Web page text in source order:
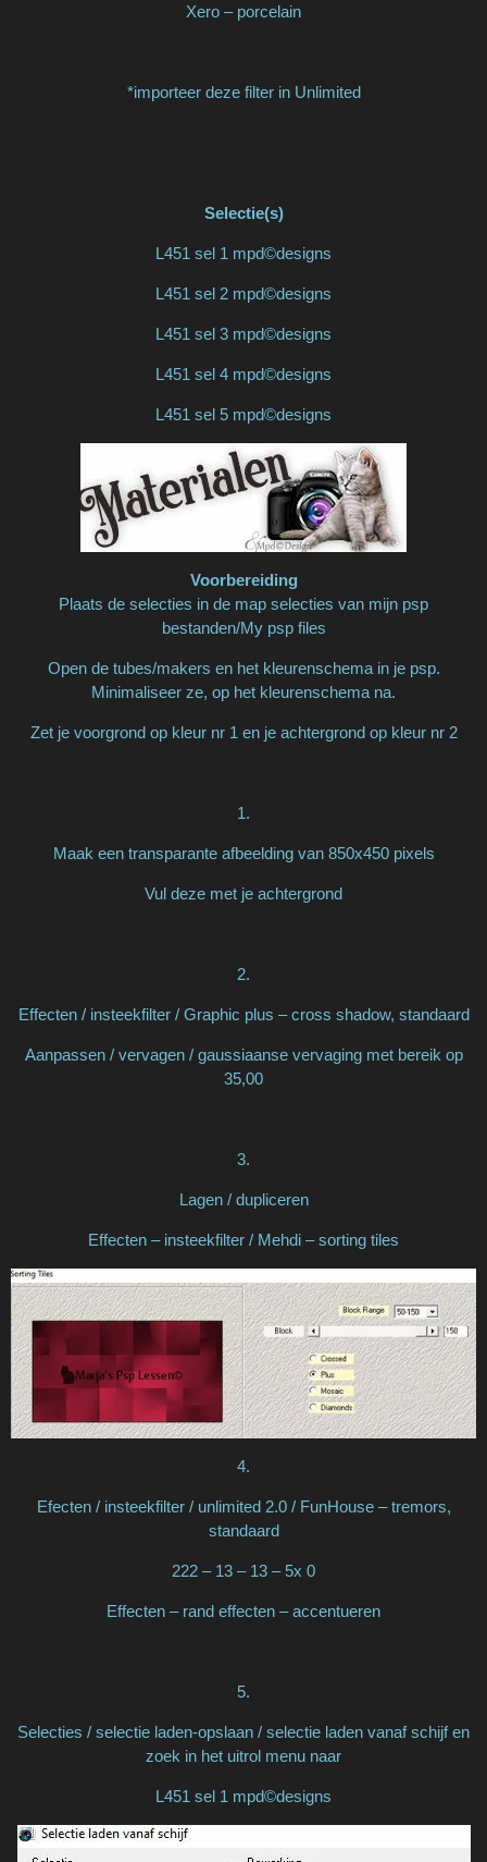
Xero – porcelain
*importeer deze filter in Unlimited
Selectie(s)
L451 sel 1 mpd©designs
L451 sel 2 mpd©designs
L451 sel 3 mpd©designs
L451 sel 4 mpd©designs
L451 sel 5 mpd©designs
Voorbereiding
Plaats de selecties in de map selecties van mijn psp
bestanden/My psp files
Open de tubes/makers en het kleurenschema in je psp.
Minimaliseer ze, op het kleurenschema na.
Zet je voorgrond op kleur nr 1 en je achtergrond op kleur nr 2
1.
Maak een transparante afbeelding van 850x450 pixels
Vul deze met je achtergrond
2.
Effecten / insteekfilter / Graphic plus – cross shadow, standaard
Aanpassen / vervagen / gaussiaanse vervaging met bereik op
35,00
3.
Lagen / dupliceren
Effecten – insteekfilter / Mehdi – sorting tiles
4.
Efecten / insteekfilter / unlimited 2.0 / FunHouse – tremors,
standaard
222 – 13 – 13 – 5x 0
Effecten – rand effecten – accentueren
5.
Selecties / selectie laden-opslaan / selectie laden vanaf schijf en
zoek in het uitrol menu naar
L451 sel 1 mpd©designs